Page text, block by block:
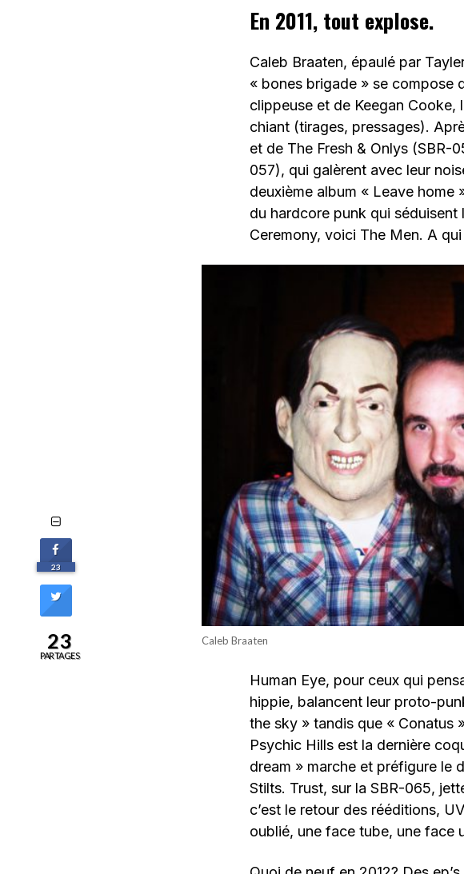
En 2011, tout explose.
Caleb Braaten, épaulé par
« bones brigade » se compose
clippeuse et de Keegan Cooke,
chiant (tirages, pressages).
et de The Fresh & Onlys (SBR-
057), qui galèrent avec leur
deuxième album « Leave home
du hardcore punk qui
Ceremony, voici The Men. A
Caleb Braaten
Human Eye, pour ceux qui
hippie, balancent leur proto-
the sky » tandis que « Conatus
Psychic Hills est la dernière
dream » marche et préfigure le
Stilts. Trust, sur la SBR-065,
c’est le retour des rééditions,
oublié, une face tube, une face
23
23
PARTAGES